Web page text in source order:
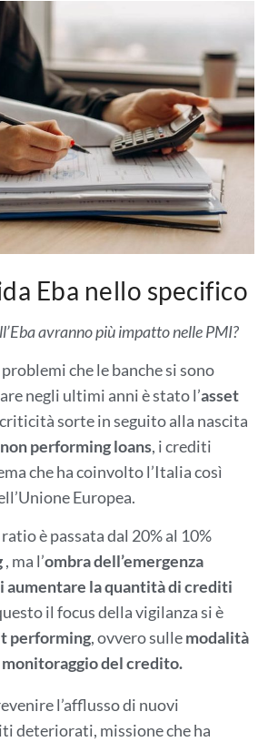
Eba nello specifico
avranno più impatto nelle PMI?
che le banche si sono
negli ultimi anni è stato l’asset
sorte in seguito alla nascita
non performing loans, i crediti
che ha coinvolto l’Italia così
Europea.
è passata dal 20% al 10%
, ma l’ombra dell’emergenza
aumentare la quantità di crediti
il focus della vigilanza si è
performing, ovvero sullemodalità
del credito.
l’afflusso di nuovi
deteriorati, missione che ha